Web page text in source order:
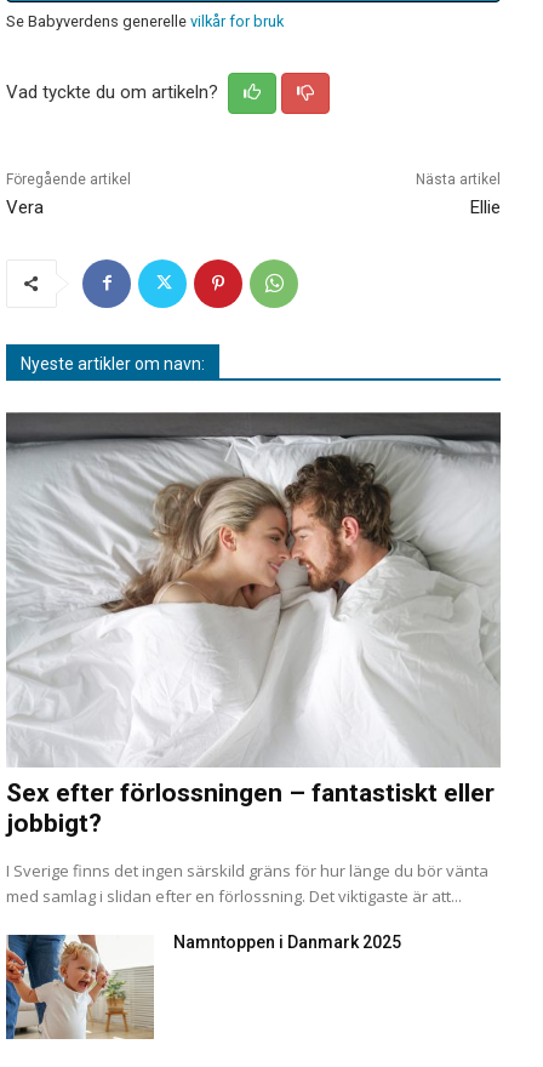
Se Babyverdens generelle vilkår for bruk
Vad tyckte du om artikeln?
Föregående artikel
Vera
Nästa artikel
Ellie
Nyeste artikler om navn:
Sex efter förlossningen – fantastiskt eller
jobbigt?
I Sverige finns det ingen särskild gräns för hur länge du bör vänta
med samlag i slidan efter en förlossning. Det viktigaste är att...
Namntoppen i Danmark 2025